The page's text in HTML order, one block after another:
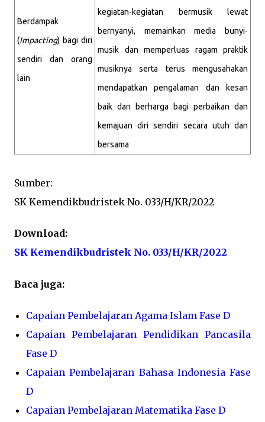
Berdampak
(Impacting) bagi diri
sendiri dan orang
lain
kegiatan-kegiatan bermusik lewat
bernyanyi, memainkan media bunyi-
musik dan memperluas ragam praktik
musiknya serta terus mengusahakan
mendapatkan pengalaman dan kesan
baik dan berharga bagi perbaikan dan
kemajuan diri sendiri secara utuh dan
bersama
Sumber:
SK Kemendikbudristek No. 033/H/KR/2022
Download:
SK Kemendikbudristek No. 033/H/KR/2022
Baca juga:
Capaian Pembelajaran Agama Islam Fase D
Capaian Pembelajaran Pendidikan Pancasila
Fase D
Capaian Pembelajaran Bahasa Indonesia Fase
D
Capaian Pembelajaran Matematika Fase D